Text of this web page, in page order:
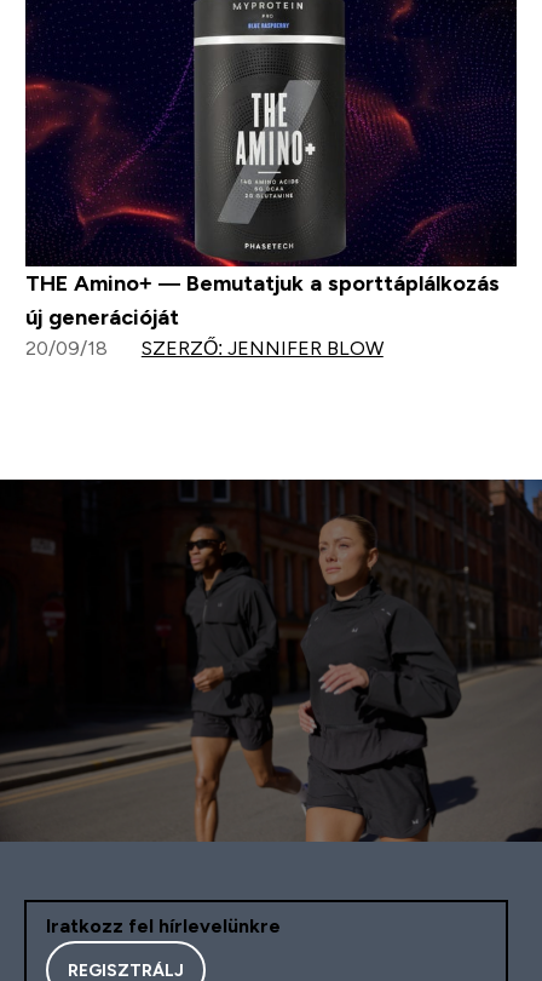
THE Amino+ — Bemutatjuk a sporttáplálkozás
új generációját
20/09/18 SZERZŐ: JENNIFER BLOW
Iratkozz fel hírlevelünkre
REGISZTRÁLJ